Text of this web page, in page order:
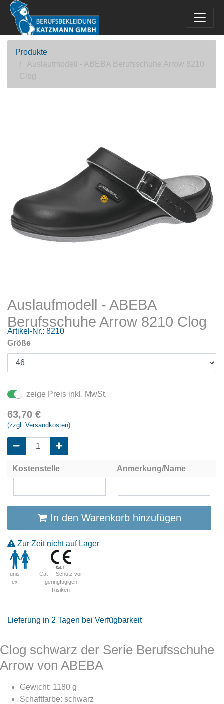
Produkte
Auslaufmodell - ABEBA Berufsschuhe Arrow 8210
Clog
Auslaufmodell - ABEBA
Berufsschuhe Arrow 8210 Clog
Artikel-Nr.: 8210
Größe
zeige Preis inkl. MwSt.
63,70 €
(zzgl. Versandkosten)
Kostenstelle Anmerkung/Name
In den Warenkorb hinzufügen
Zur Zeit nicht auf Lager
unis
ex
Cat I - Schutz vor
geringfügigen
Risiken
Lieferung in 2 Tagen bei Verfügbarkeit
Clog schwarz der Serie Berufsschuhe
Arrow von ABEBA
Gewicht: 1180 g
Schaftfarbe: schwarz